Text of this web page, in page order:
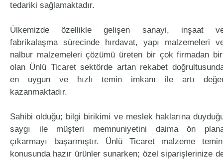
tedariki sağlamaktadır.
Ülkemizde özellikle gelişen sanayi, inşaat
fabrikalaşma sürecinde hırdavat, yapı malzemeleri
nalbur malzemeleri çözümü üreten bir çok firmadan
olan Ünlü Ticaret sektörde artan rekabet
en uygun ve hızlı temin imkanı ile artı
kazanmaktadır.
Sahibi olduğu; bilgi birikimi ve meslek haklarına
saygı ile müşteri memnuniyetini daima ön
çıkarmayı başarmıştır. Ünlü Ticaret malzeme
konusunda hazır ürünler sunarken; özel siparişlerinize